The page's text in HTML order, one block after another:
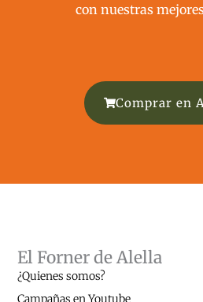
con nuestras
Comprar en
El Forner de Alella
¿Quienes somos?
Campañas en Youtube